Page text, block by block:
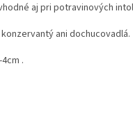
aj pri potravinových
ani dochucovadlá.
.